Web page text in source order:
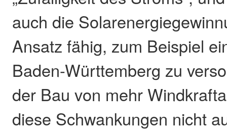
auch die
Ansatz fähig, zum Beispiel
Baden-Württemberg zu
der Bau von mehr
diese Schwankungen nicht